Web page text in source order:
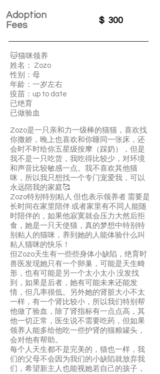
Adoption
Fees
$ 300
🐱猫咪领养
姓名： Zozo
性别：母
年龄：一岁左右
疫苗：up to date
已绝育
已做验血
Zozo是一只亲和力一级棒的猫猫，喜欢找
你撒娇，晚上也喜欢和你睡同一张床，还
会时不时给你五星级按摩（踩奶），但是
我不是一只吃货，我吃得比较少，对环境
和声音比较敏感一点。我不喜欢其他猫
咪，所以我只想找一个专门宠爱我，可以
永远陪我的家庭🥰
Zozo特别特别粘人 但也表示领养者 需要是
长时间在家里陪伴 或者家里有不同人能随
时陪伴的，如果他寂寞就会压力大然后拒
食，她是一只天使猫，真的梦想中特别特
别粘人的猫咪，养到她的人能体验什么叫
粘人猫咪的快乐！
但Zozo天生有一些些身体小缺陷，绝育时
兽医发现她只有一个卵巢，可能是天生畸
形，也有可能是另一个太小太小 没发找
到，如果是后者，她有可能未来还能发
情，但几率很低。另外她的肾脏大小不太
一样，有一个肾比较小，所以我们特别帮
他做了验血，除了肾指标有一点点高，其
他一切正常，医生说不需要吃药，但如果
领养人能多给他吃一些护肾的猫粮罐头，
会对他有帮助。
每个人天生都不是完美的，猫也一样，我
们的父母不会因为我们的小缺陷就放弃我
们，希望新主人也能视她若自己的孩子，